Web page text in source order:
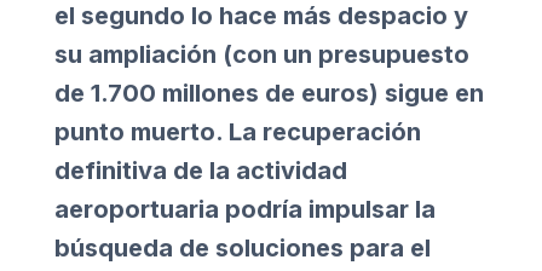
el segundo lo hace más despacio y
su ampliación (con un presupuesto
de 1.700 millones de euros) sigue en
punto muerto. La recuperación
definitiva de la actividad
aeroportuaria podría impulsar la
búsqueda de soluciones para el